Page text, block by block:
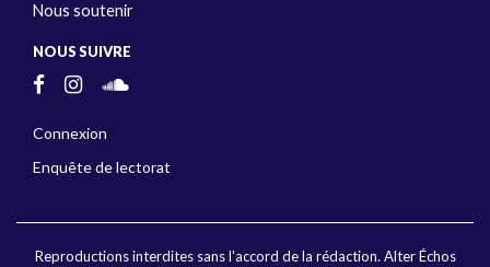
Nous soutenir
NOUS SUIVRE
Connexion
Enquête de lectorat
Reproductions interdites sans l'accord de la rédaction. Alter Échos